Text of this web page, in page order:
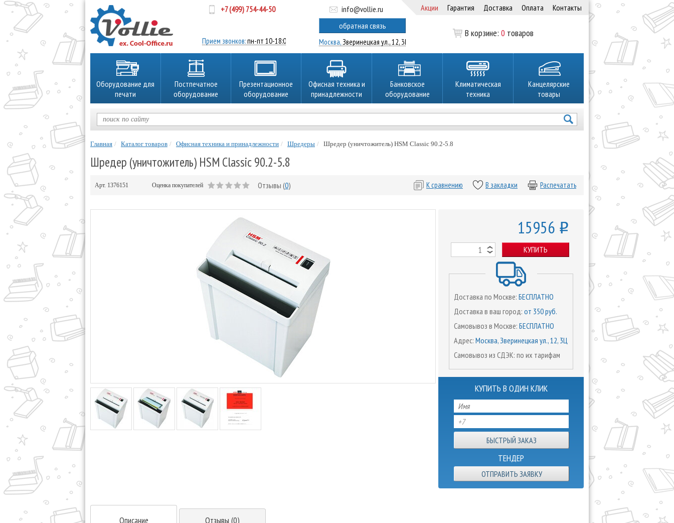
+7 (499) 754-44-50
Прием звонков:пн-пт 10-18:00
info@vollie.ru
обратная связь
Москва,Зверинецкая ул., 12, 3Ц
Акции Гарантия Доставка Оплата Контакты
В корзине:0 товаров
Оборудование для
печати
Постпечатное
оборудование
Презентационное
оборудование
Офисная техника и
принадлежности
Банковское
оборудование
Климатическая
техника
Канцелярские
товары
Главная Каталог товаров Офисная техника и принадлежности Шредеры Шредер (уничтожитель) HSM Classic 90.2-5.8
Шредер (уничтожитель) HSM Classic 90.2-5.8
Арт. 1376151 Оценка покупателей Отзывы (0) Распечатать
В закладки
К сравнению
15956 o
КУПИТЬ
Доставка по Москве: БЕСПЛАТНО
Доставка в ваш город: от 350 руб.
Самовывоз в Москве: БЕСПЛАТНО
Адрес: Москва, Зверинецкая ул., 12, 3Ц
Самовывоз из СДЭК: по их тарифам
КУПИТЬ В ОДИН КЛИК
ТЕНДЕР
ОТПРАВИТЬ ЗАЯВКУ
Описание Отзывы (0)